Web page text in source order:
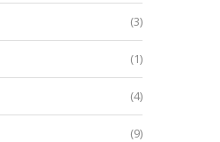
(3)
(1)
(4)
(9)